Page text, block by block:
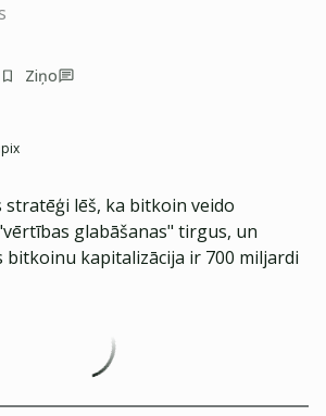
Ziņo
stratēģi lēš, ka bitkoin veido
glabāšanas" tirgus, un
bitkoinu kapitalizācija ir 700 miljardi